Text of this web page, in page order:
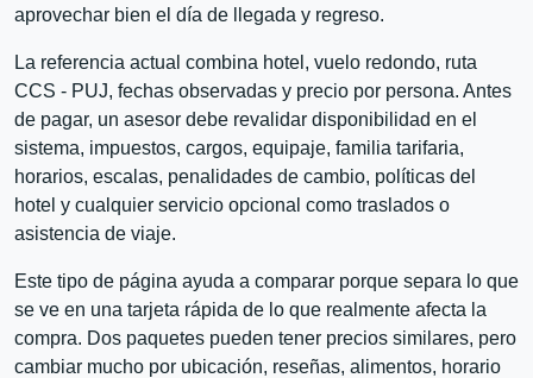
aprovechar bien el día de llegada y regreso.
La referencia actual combina hotel, vuelo redondo, ruta
CCS - PUJ, fechas observadas y precio por persona. Antes
de pagar, un asesor debe revalidar disponibilidad en el
sistema, impuestos, cargos, equipaje, familia tarifaria,
horarios, escalas, penalidades de cambio, políticas del
hotel y cualquier servicio opcional como traslados o
asistencia de viaje.
Este tipo de página ayuda a comparar porque separa lo que
se ve en una tarjeta rápida de lo que realmente afecta la
compra. Dos paquetes pueden tener precios similares, pero
cambiar mucho por ubicación, reseñas, alimentos, horario